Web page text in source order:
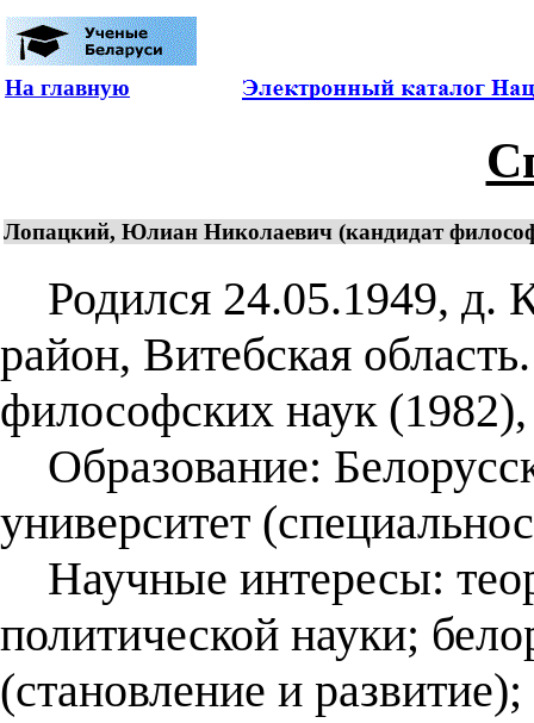
На главную
Лопацкий, Юлиан Николаевич (кандидат
Родился 24.05.1949, д.
район, Витебская
философских наук
Образование:
университет
Научные интересы:
политической науки;
(становление и